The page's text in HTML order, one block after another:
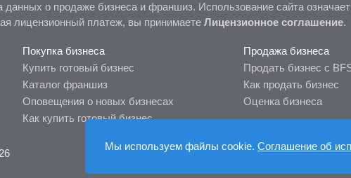
о продаже бизнеса и франшиз. Использование сайта означает
лицензионный платеж, вы принимаете Лицензионное соглашение.
Покупка бизнеса
Купить готовый бизнес
Каталог франшиз
Оповещения о новых бизнесах
Как купить готовый бизнес
Продажа бизнеса
Продать бизнес с
Как продать бизнес
Оценка бизнеса
Мы используем файлы cookie. Соглашение об